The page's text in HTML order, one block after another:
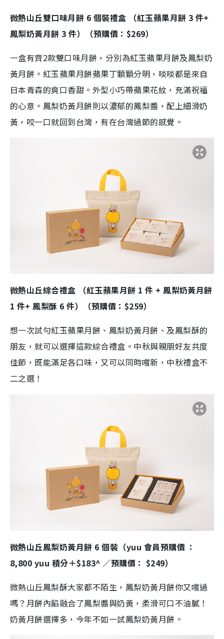
微熱山丘雙口味月餅 6 個裝禮盒 （紅玉蘋果月餅 3 件+
鳳梨奶黃月餅 3 件）（預購價：$269）
一盒有齊2款雙口味月餅，分別為紅玉蘋果月餅及鳳梨奶
黃月餅。紅玉蘋果月餅蘋果丁顆顆分明，啖啖都是來自
日本青森的爽口香甜。外型小巧帶蘋果花紋，充滿祝福
的心意。鳳梨奶黃月餅則以濃郁的鳳梨醬，配上細滑奶
黃，咬一口就回到台灣，有在台灣過節的感覺。
微熱山丘綜合禮盒 （紅玉蘋果月餅 1 件 + 鳳梨奶黃月餅
1 件+ 鳳梨酥 6 件）（預購價：$259）
想一次試勻紅玉蘋果月餅、鳳梨奶黃月餅、及鳳梨酥的
朋友，就可以選擇這款綜合禮盒。中秋與親朋好友共度
佳節，既能滿足各口味，又可以同時嚐新，中秋禮盒不
二之選！
微熱山丘鳳梨奶黃月餅 6 個裝（yuu 會員預購價 ：
8,800 yuu 積分＋$183^ ／預購價： $249）
微熱山丘鳳梨酥大家都不陌生，鳳梨奶黃月餅你又嚐過
嗎？月餅內餡融合了鳳梨醬與奶黃，柔滑可口不油膩！
奶黃月餅選擇多，今年不如一試鳳梨奶黃月餅。